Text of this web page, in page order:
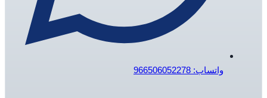
واتساب: 966506052278